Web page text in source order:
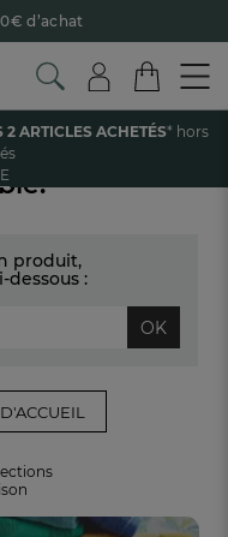
d’achat
!
avec Alma
recevez 15€ !
Je
articles achetés !
ARTICLES ACHETÉS* hors
produit,
dessous :
OK